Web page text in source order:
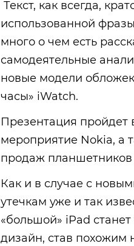
Текст, как всегда,
использованной
много о чем есть
самодеятельные
новые модели
часы» iWatch.
Презентация пройдет
мероприятие Nokia, а
продаж
Как и в случае с
утечкам уже и так
«большой» iPad
дизайн, став похожим